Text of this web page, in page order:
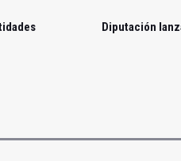
Diputación